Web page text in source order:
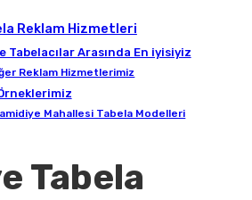
Reklam Hizmetleri
Tabelacılar Arasında En iyisiyiz
Reklam Hizmetlerimiz
Mahallesi Tabela Modelleri
Tabela